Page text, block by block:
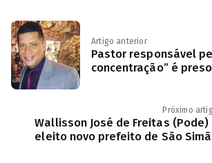
Artigo anterior
Pastor responsável
concentração” é
Próximo
Wallisson José de Freitas (Pode)
eleito novo prefeito de São